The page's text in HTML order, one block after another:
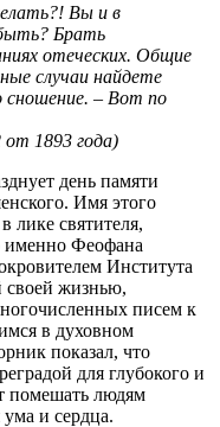
Вы и в
Брать
отеческих. Общие
случаи найдете
сношение. – Вот по
1893 года)
день памяти
Имя этого
лике святителя,
именно Феофана
Института
своей жизнью,
писем к
в духовном
показал, что
для глубокого и
помешать людям
ума и сердца.